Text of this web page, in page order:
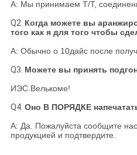
А: Мы принимаем Т/Т,
Q2. Когда можете вы
того как я для того чтобы
А: Обычно о 10дайс после
Q3. Можете вы принять
ИЭС.Велькоме!
Q4. Оно В ПОРЯДКЕ
А: Да. Пожалуйста сообщите
продукцией и подтвердите.